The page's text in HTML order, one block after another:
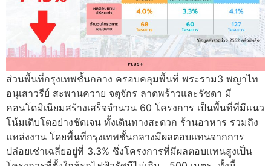
ส่วนพื้นที่กรุงเทพชั้นกลาง ครอบคลุมพื้นที่ พระราม3 พญาไท
อนุเสาวรีย์ สะพานควาย จตุจักร ลาดพร้าวและรัชดา มี
คอนโดมิเนียมสร้างเสร็จจำนวน 60 โครงการ เป็นพื้นที่ที่มีแนว
โน้มเติบโตอย่างชัดเจน ทั้งเดินทางสะดวก ร้านอาหาร รวมถึง
แหล่งงาน โดยพื้นที่กรุงเทพชั้นกลางมีผลตอบแทนจากการ
ปล่อยเช่าเฉลี่ยอยู่ที่ 3.3% ซึ่งโครงการที่มีผลตอบแทนสูงเป็น